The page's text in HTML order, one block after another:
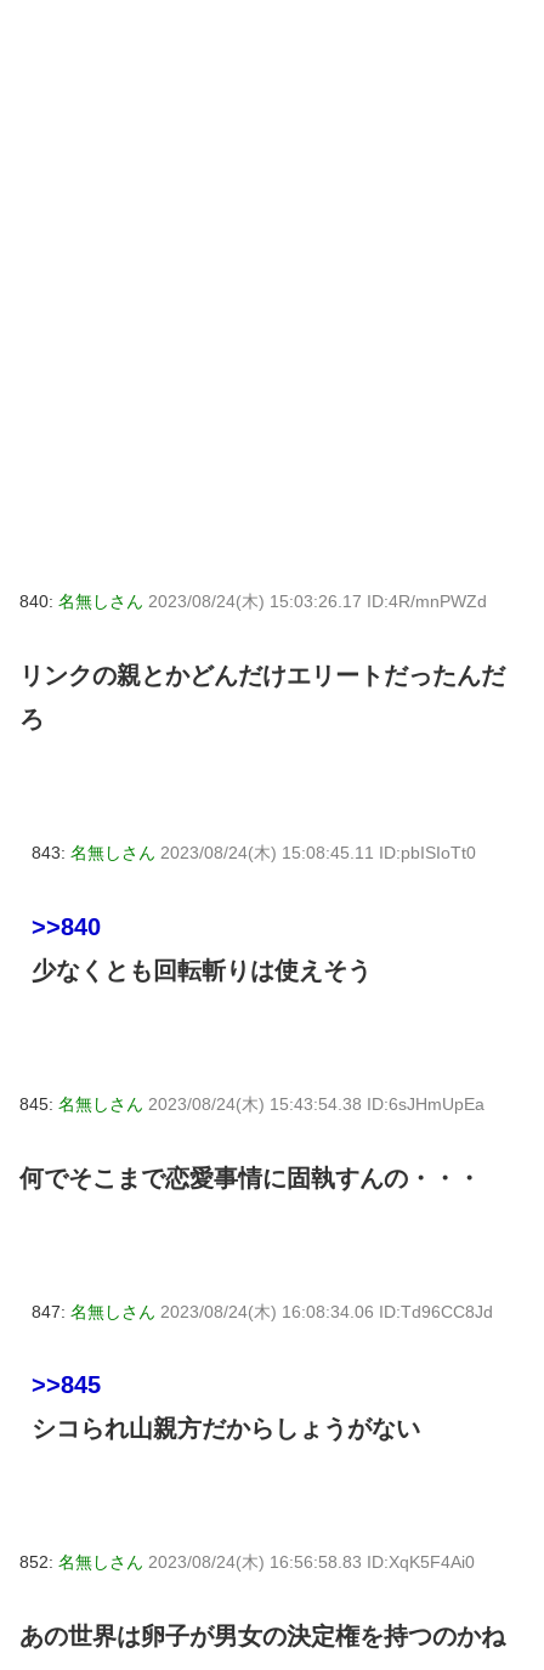
840: 名無しさん 2023/08/24(木) 15:03:26.17 ID:4R/mnPWZd
リンクの親とかどんだけエリートだったんだ
ろ
843: 名無しさん 2023/08/24(木) 15:08:45.11 ID:pbISIoTt0
>>840
少なくとも回転斬りは使えそう
845: 名無しさん 2023/08/24(木) 15:43:54.38 ID:6sJHmUpEa
何でそこまで恋愛事情に固執すんの・・・
847: 名無しさん 2023/08/24(木) 16:08:34.06 ID:Td96CC8Jd
>>845
シコられ山親方だからしょうがない
852: 名無しさん 2023/08/24(木) 16:56:58.83 ID:XqK5F4Ai0
あの世界は卵子が男女の決定権を持つのかね